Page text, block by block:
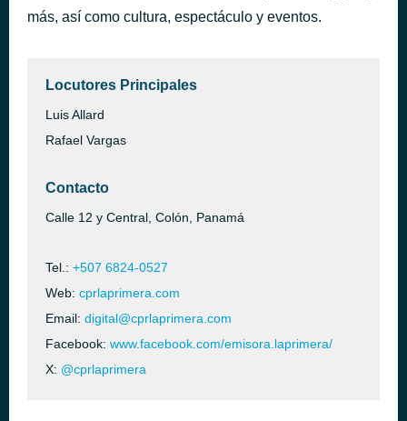
más, así como cultura, espectáculo y eventos.
Locutores Principales
Luis Allard
Rafael Vargas
Contacto
Calle 12 y Central, Colón, Panamá
Tel.: +507 6824-0527
Web: cprlaprimera.com
Email: digital@cprlaprimera.com
Facebook: www.facebook.com/emisora.laprimera/
X: @cprlaprimera